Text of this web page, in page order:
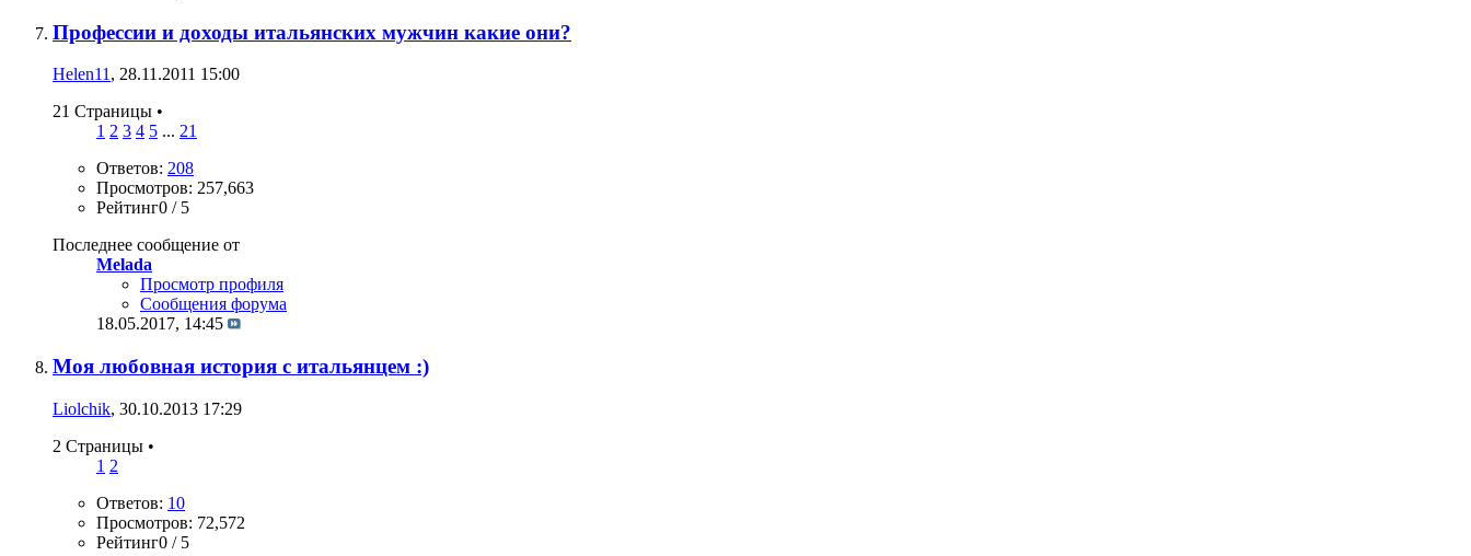
Профессии и доходы итальянских мужчин какие они?
Helen11 , 28.11.2011 15:00
21 Страницы •
1 2 3 4 5 ... 21
Ответов: 208
Просмотров: 257,663
Рейтинг0 / 5
Последнее сообщение от
Melada
Просмотр профиля
Сообщения форума
18.05.2017, 14:45
Моя любовная история с итальянцем :)
Liolchik, 30.10.2013 17:29
2 Страницы •
1 2
Ответов: 10
Просмотров: 72,572
Рейтинг0 / 5